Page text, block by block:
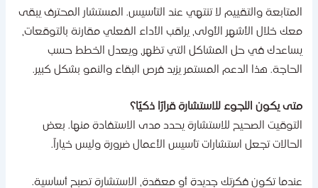
والتقييم لا تنتهي عند التأسيس. المستشار المحترف يبقى
خلال الأشهر الأولى، يراقب الأداء الفعلي مقارنة بالتوقعات،
في حل المشاكل التي تظهر، ويعدل الخطط حسب
هذا الدعم المستمر يزيد فرص البقاء والنمو بشكل كبير.
يكون اللجوء للاستشارة قرارًا ذكيًا؟
الصحيح للاستشارة يحدد مدى الاستفادة منها. بعض
تجعل استشارات تأسيس الأعمال ضرورة وليس خياراً.
تكون فكرتك جديدة أو معقدة، الاستشارة تصبح أساسية.